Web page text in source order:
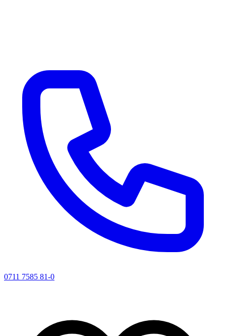
0711 7585 81-0